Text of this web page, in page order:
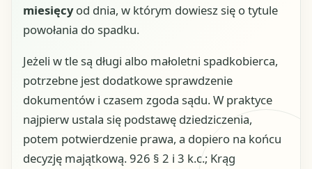
miesięcyod dnia, w którym dowiesz się o tytule
powołania do spadku.
Jeżeli w tle są długi albo małoletni spadkobierca,
potrzebne jest dodatkowe sprawdzenie
dokumentów i czasem zgoda sądu. W praktyce
najpierw ustala się podstawę dziedziczenia,
potem potwierdzenie prawa, a dopiero na końcu
decyzję majątkową. 926 § 2 i 3 k.c.; Krąg